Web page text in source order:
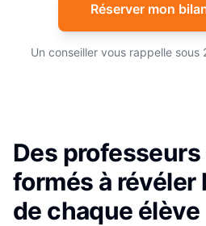
Réserver mon
Un conseiller vous rappelle sous
Des
formés à révéler
de chaque élève